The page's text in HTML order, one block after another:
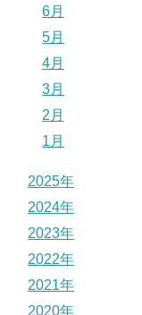
6月
5月
4月
3月
2月
1月
2025年
2024年
2023年
2022年
2021年
2020年